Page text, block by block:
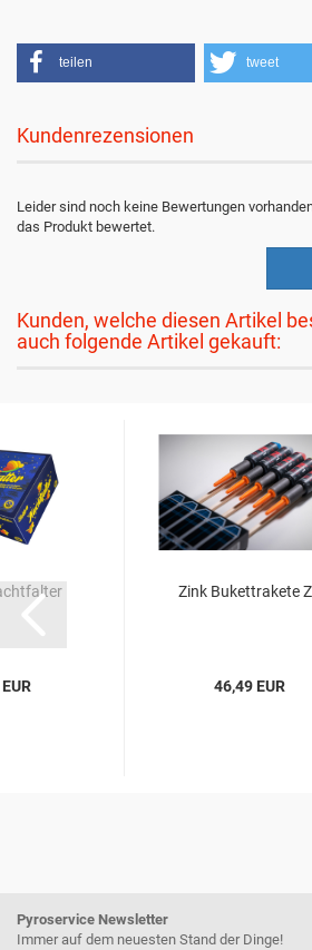
teilen tweet
Kundenrezensionen
Leider sind noch keine Bewertungen
das Produkt bewertet.
Kunden, welche diesen Artikel
auch folgende Artikel gekauft:
Zink Bukettrakete
46,49 EUR
Pyroservice Newsletter
Immer auf dem neuesten Stand der Dinge!